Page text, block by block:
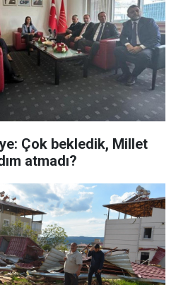
Çok bekledik, Millet
atmadı?